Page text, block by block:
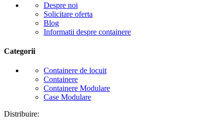
Despre noi
Solicitare oferta
Blog
Informatii despre containere
Categorii
Containere de locuit
Containere
Containere Modulare
Case Modulare
Distribuire: